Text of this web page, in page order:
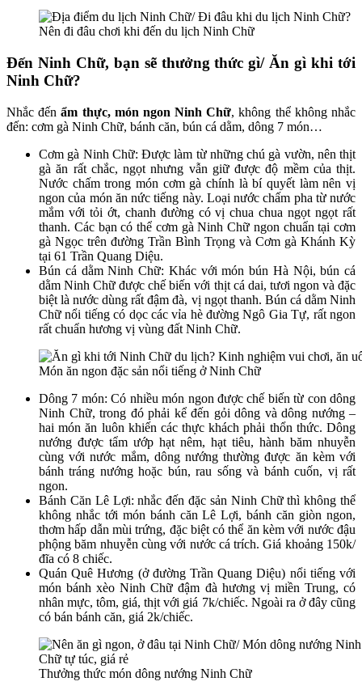
Nên đi đâu chơi khi đến du lịch Ninh Chữ
Đến Ninh Chữ, bạn sẽ thưởng thức gì/ Ăn gì khi tới
Ninh Chữ?
Nhắc đếnẩm thực, món ngon Ninh Chữ, không thể không nhắc
đến: cơm gà Ninh Chữ, bánh căn, bún cá dằm, dông 7 món…
Cơm gà Ninh Chữ: Được làm từ những chú gà vườn, nên thịt
gà ăn rất chắc, ngọt nhưng vẫn giữ được độ mềm của thịt.
Nước chấm trong món cơm gà chính là bí quyết làm nên vị
ngon của món ăn nức tiếng này. Loại nước chấm pha từ nước
mắm với tỏi ớt, chanh đường có vị chua chua ngọt ngọt rất
thanh. Các bạn có thể cơm gà Ninh Chữ ngon chuẩn tại cơm
gà Ngọc trên đường Trần Bình Trọng và Cơm gà Khánh Kỳ
tại 61 Trần Quang Diệu.
Bún cá dằm Ninh Chữ: Khác với món bún Hà Nội, bún cá
dằm Ninh Chữ được chế biến với thịt cá dai, tươi ngon và đặc
biệt là nước dùng rất đậm đà, vị ngọt thanh. Bún cá dằm Ninh
Chữ nổi tiếng có dọc các vỉa hè đường Ngô Gia Tự, rất ngon
rất chuẩn hương vị vùng đất Ninh Chữ.
Món ăn ngon đặc sản nổi tiếng ở Ninh Chữ
Dông 7 món: Có nhiều món ngon được chế biến từ con dông
Ninh Chữ, trong đó phải kể đến gỏi dông và dông nướng –
hai món ăn luôn khiến các thực khách phải thổn thức. Dông
nướng được tẩm ướp hạt nêm, hạt tiêu, hành băm nhuyễn
cùng với nước mắm, dông nướng thường được ăn kèm với
bánh tráng nướng hoặc bún, rau sống và bánh cuốn, vị rất
ngon.
Bánh Căn Lê Lợi: nhắc đến đặc sản Ninh Chữ thì không thể
không nhắc tới món bánh căn Lê Lợi, bánh căn giòn ngon,
thơm hấp dẫn mùi trứng, đặc biệt có thể ăn kèm với nước đậu
phộng băm nhuyễn cùng với nước cá trích. Giá khoảng 150k/
đĩa có 8 chiếc.
Quán Quê Hương (ở đường Trần Quang Diệu) nổi tiếng với
món bánh xèo Ninh Chữ đậm đà hương vị miền Trung, có
nhân mực, tôm, giá, thịt với giá 7k/chiếc. Ngoài ra ở đây cũng
có bán bánh căn, giá 2k/chiếc.
Thưởng thức món dông nướng Ninh Chữ